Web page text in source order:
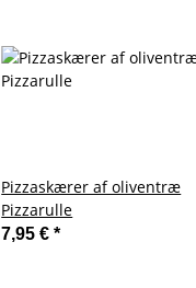
Pizzaskærer af oliventræ
Pizzarulle
7,95 €*